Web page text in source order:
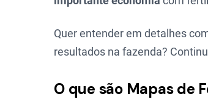
Quer entender em detalhes
resultados na fazenda?
O que são Mapas de